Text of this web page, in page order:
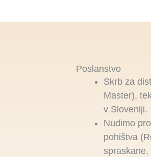
Poslanstvo
Skrb za
Master),
v Sloveniji.
Nudimo
pohištva